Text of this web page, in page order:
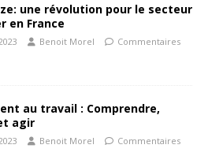
une révolution pour le secteur
en France
Benoit Morel
Commentaires
au travail : Comprendre,
agir
Benoit Morel
Commentaires